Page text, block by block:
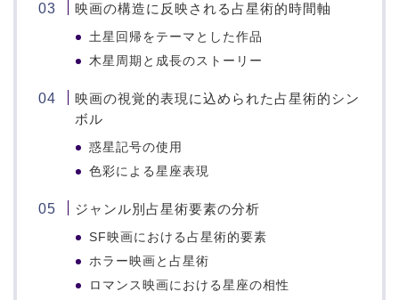
映画の構造に反映される占星術的時間軸
土星回帰をテーマとした作品
木星周期と成長のストーリー
映画の視覚的表現に込められた占星術的シン
ボル
惑星記号の使用
色彩による星座表現
ジャンル別占星術要素の分析
SF映画における占星術的要素
ホラー映画と占星術
ロマンス映画における星座の相性